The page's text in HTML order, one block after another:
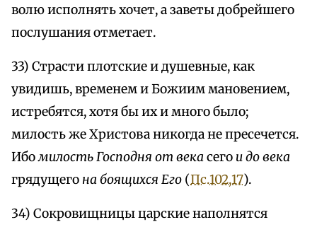
волю исполнять хочет, а заветы добрейшего
послушания отметает.
33) Страсти плотские и душевные, как
увидишь, временем и Божиим мановением,
истребятся, хотя бы их и много было;
милость же Христова никогда не пресечется.
Ибомилость Господня от векасего и до века
грядущего на боящихся Его (Пс.102,17).
34) Сокровищницы царские наполнятся